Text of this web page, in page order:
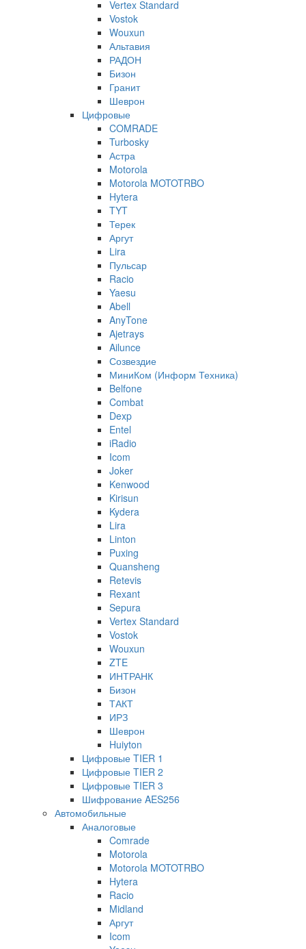
Vertex Standard
Vostok
Wouxun
Альтавия
РАДОН
Бизон
Гранит
Шеврон
Цифровые
COMRADE
Turbosky
Астра
Motorola
Motorola MOTOTRBO
Hytera
TYT
Терек
Аргут
Lira
Пульсар
Racio
Yaesu
Abell
AnyTone
Ajetrays
Ailunce
Созвездие
МиниКом (Информ Техника)
Belfone
Combat
Dexp
Entel
iRadio
Icom
Joker
Kenwood
Kirisun
Kydera
Lira
Linton
Puxing
Quansheng
Retevis
Rexant
Sepura
Vertex Standard
Vostok
Wouxun
ZTE
ИНТРАНК
Бизон
ТАКТ
ИРЗ
Шеврон
Huiyton
Цифровые TIER 1
Цифровые TIER 2
Цифровые TIER 3
Шифрование AES256
Автомобильные
Аналоговые
Comrade
Motorola
Motorola MOTOTRBO
Hytera
Racio
Midland
Аргут
Icom